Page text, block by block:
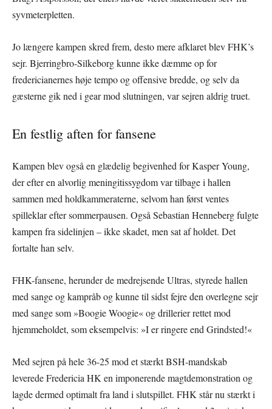
syvmeterpletten.
Jo længere kampen skred frem, desto mere afklaret blev FHK’s
sejr. Bjerringbro-Silkeborg kunne ikke dæmme op for
fredericianernes høje tempo og offensive bredde, og selv da
gæsterne gik ned i gear mod slutningen, var sejren aldrig truet.
En festlig aften for fansene
Kampen blev også en glædelig begivenhed for Kasper Young,
der efter en alvorlig meningitissygdom var tilbage i hallen
sammen med holdkammeraterne, selvom han først ventes
spilleklar efter sommerpausen. Også Sebastian Henneberg fulgte
kampen fra sidelinjen – ikke skadet, men sat af holdet. Det
fortalte han selv.
FHK-fansene, herunder de medrejsende Ultras, styrede hallen
med sange og kampråb og kunne til sidst fejre den overlegne sejr
med sange som »Boogie Woogie« og drillerier rettet mod
hjemmeholdet, som eksempelvis: »I er ringere end Grindsted!«
Med sejren på hele 36-25 mod et stærkt BSH-mandskab
leverede Fredericia HK en imponerende magtdemonstration og
lagde dermed optimalt fra land i slutspillet. FHK står nu stærkt i